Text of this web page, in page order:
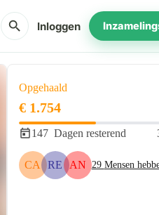
search Inloggen
Opgehaald
€ 1.754
147 Dagen resterend
CA RE AN 29 Mensen